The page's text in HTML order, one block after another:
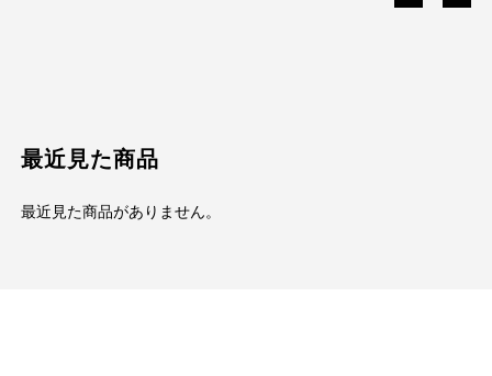
最近見た商品
最近見た商品がありません。